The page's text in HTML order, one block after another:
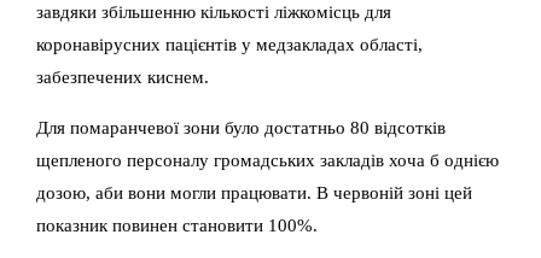
завдяки збільшенню кількості ліжкомісць для
коронавірусних пацієнтів у медзакладах області,
забезпечених киснем.
Для помаранчевої зони було достатньо 80 відсотків
щепленого персоналу громадських закладів хоча б однією
дозою, аби вони могли працювати. В червоній зоні цей
показник повинен становити 100%.